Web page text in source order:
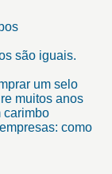
são iguais.
um selo
muitos anos
carimbo
como